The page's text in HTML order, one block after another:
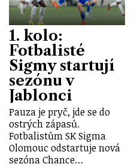
1. kolo:
Fotbalisté
Sigmy startují
sezónu v
Jablonci
Pauza je pryč, jde se do
ostrých zápasů.
Fotbalistům SK Sigma
Olomouc odstartuje nová
sezóna Chance…